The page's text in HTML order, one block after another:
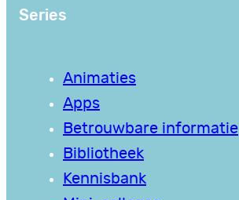
Series
Animaties
Apps
Betrouwbare informatie
Bibliotheek
Kennisbank